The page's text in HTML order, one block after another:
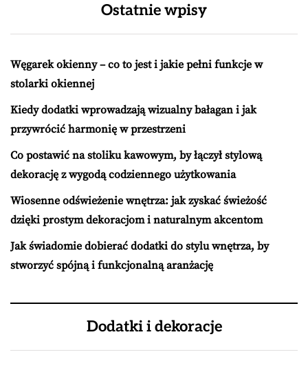
Ostatnie wpisy
Węgarek okienny – co to jest i jakie pełni funkcje w
stolarki okiennej
Kiedy dodatki wprowadzają wizualny bałagan i jak
przywrócić harmonię w przestrzeni
Co postawić na stoliku kawowym, by łączył stylową
dekorację z wygodą codziennego użytkowania
Wiosenne odświeżenie wnętrza: jak zyskać świeżość
dzięki prostym dekoracjom i naturalnym akcentom
Jak świadomie dobierać dodatki do stylu wnętrza, by
stworzyć spójną i funkcjonalną aranżację
Dodatki i dekoracje